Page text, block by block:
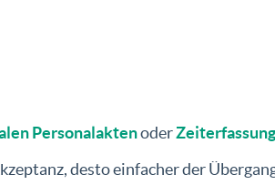
PersonalaktenoderZeiterfassung
desto einfacher der